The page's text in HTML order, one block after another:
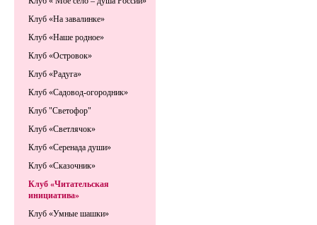
Клуб «На завалинке»
Клуб «Наше родное»
Клуб «Островок»
Клуб «Радуга»
Клуб «Садовод-огородник»
Клуб "Светофор"
Клуб «Светлячок»
Клуб «Серенада души»
Клуб «Сказочник»
Клуб «Читательская
инициатива»
Клуб «Умные шашки»